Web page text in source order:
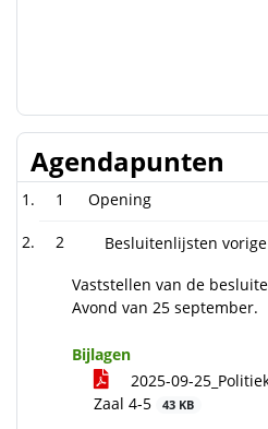
Agendapunten
1 Opening
2
Besluitenlijsten
Vaststellen van de
Avond van 25 september.
Bijlagen
2025-09-
Zaal 4-5
43 KB